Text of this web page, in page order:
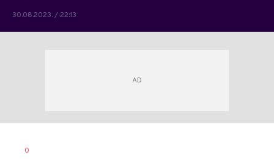
30.08.2023. / 22:13
AUTOR
0